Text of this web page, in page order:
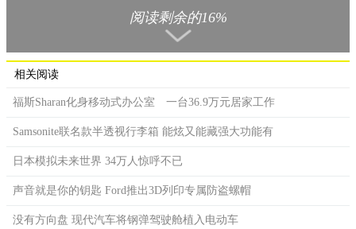
相当令人头痛的问题，因此Ford希望针对这部分进行研究，但总
不可能养一群鸟，然后成天逼它们大便吧，于是工程师们只好以
人工方式制造鸟屎，同时还能改变其酸度，模拟不同鸟类的饮
食。
阅读剩余的16%
相关阅读
福斯Sharan化身移动式办公室 一台36.9万元居家工作
Samsonite联名款半透视行李箱 能炫又能藏强大功能有
日本模拟未来世界 34万人惊呼不已
声音就是你的钥匙 Ford推出3D列印专属防盗螺帽
没有方向盘 现代汽车将钢弹驾驶舱植入电动车